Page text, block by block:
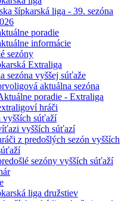
šípkarská liga - 39. sezóna
poradie
informácie
sezóny
Extraliga
sezóna vyššej súťaže
aktuálna sezóna
poradie - Extraliga
hráči
vyšších súťaží
vyšších súťazí
z predošlých sezón vyšších
sezóny vyšších súťaží
liga družstiev